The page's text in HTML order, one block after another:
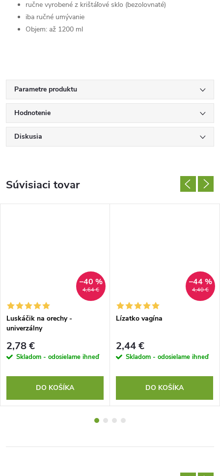
ručne vyrobené z krištáľové sklo (bezolovnaté)
iba ručné umývanie
Objem: až 1200 ml
Parametre produktu
Hodnotenie
Diskusia
Súvisiaci tovar
4,64 €
–40 %
Luskáčik na orechy -
univerzálny
2,78 €
Skladom - odosielame ihneď
DO KOŠÍKA
4,40 €
–44 %
Lízatko vagína
2,44 €
Skladom - odosielame ihneď
DO KOŠÍKA